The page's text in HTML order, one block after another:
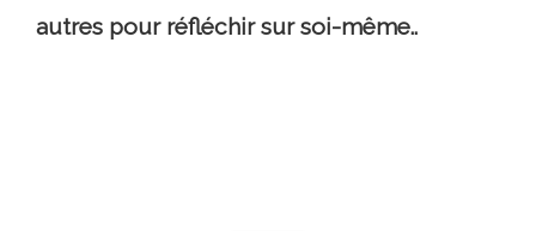
autres pour réfléchir sur soi-même..